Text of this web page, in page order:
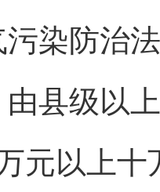
污染防治
县级以
元以上